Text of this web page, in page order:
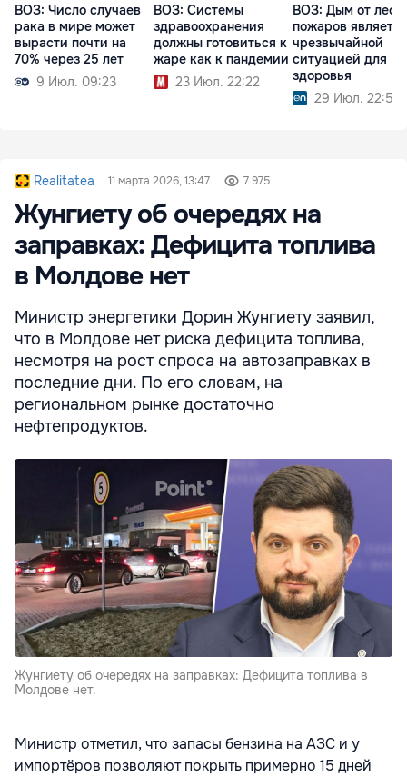
ВОЗ: Число случаев
рака в мире может
вырасти почти на
70% через 25 лет
9 Июл. 09:23
ВОЗ: Системы
здравоохранения
должны готовиться к
жаре как к пандемии
23 Июл. 22:22
ВОЗ: Дым от
пожаров является
чрезвычайной
ситуацией для
здоровья
29 Июл. 22:52
Realitatea 11 марта 2026, 13:47 7 975
Жунгиету об очередях на
заправках: Дефицита топлива
в Молдове нет
Министр энергетики Дорин Жунгиету заявил,
что в Молдове нет риска дефицита топлива,
несмотря на рост спроса на автозаправках в
последние дни. По его словам, на
региональном рынке достаточно
нефтепродуктов.
Жунгиету об очередях на заправках: Дефицита топлива в
Молдове нет.
Министр отметил, что запасы бензина на АЗС и у
импортёров позволяют покрыть примерно 15 дней